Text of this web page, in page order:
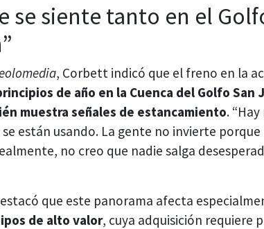
se siente tanto en el
, Corbett indicó que el freno en la
de año en la Cuenca del Golfo San
muestra señales de estancamiento.
están usando. La gente no invierte
no creo que nadie salga
que este panorama afecta
de alto valor, cuya adquisición requiere